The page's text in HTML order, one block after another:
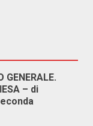
GENERALE.
– di